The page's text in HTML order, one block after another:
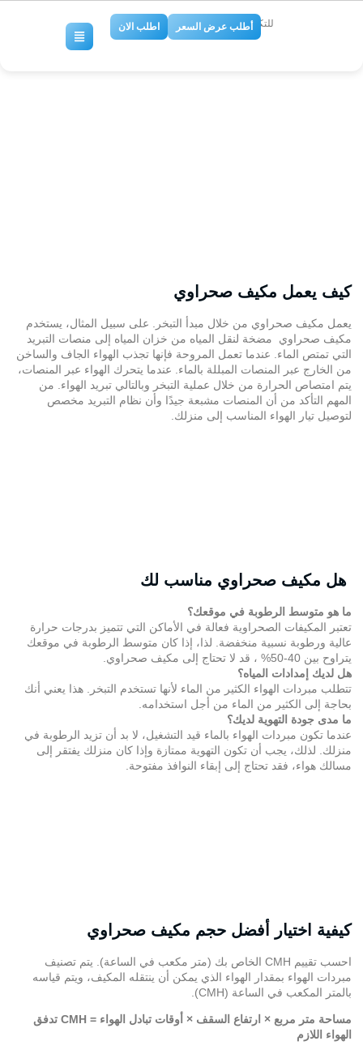
للتكييف والتبريد
أطلب عرض السعر اطلب الان
كيف يعمل مكيف صحراوي
يعمل مكيف صحراوي من خلال مبدأ التبخر. على سبيل المثال، يستخدم
مكيف صحراوي مضخة لنقل المياه من خزان المياه إلى منصات التبريد
التي تمتص الماء. عندما تعمل المروحة فإنها تجذب الهواء الجاف والساخن
من الخارج عبر المنصات المبللة بالماء. عندما يتحرك الهواء عبر المنصات،
يتم امتصاص الحرارة من خلال عملية التبخر وبالتالي تبريد الهواء. من
المهم التأكد من أن المنصات مشبعة جيدًا وأن نظام التبريد مخصص
لتوصيل تيار الهواء المناسب إلى منزلك.
هل مكيف صحراوي مناسب لك
ما هو متوسط الرطوبة في موقعك؟
تعتبر المكيفات الصحراوية فعالة في الأماكن التي تتميز بدرجات حرارة
عالية ورطوبة نسبية منخفضة. لذا، إذا كان متوسط الرطوبة في موقعك
يتراوح بين 40-50% ، قد لا تحتاج إلى مكيف صحراوي.
هل لديك إمدادات المياه؟
تتطلب مبردات الهواء الكثير من الماء لأنها تستخدم التبخر. هذا يعني أنك
بحاجة إلى الكثير من الماء من أجل استخدامه.
ما مدى جودة التهوية لديك؟
عندما تكون مبردات الهواء بالماء قيد التشغيل، لا بد أن تزيد الرطوبة في
منزلك. لذلك، يجب أن تكون التهوية ممتازة وإذا كان منزلك يفتقر إلى
مسالك هواء، فقد تحتاج إلى إبقاء النوافذ مفتوحة.
كيفية اختيار أفضل حجم مكيف صحراوي
احسب تقييم CMH الخاص بك (متر مكعب في الساعة). يتم تصنيف
مبردات الهواء بمقدار الهواء الذي يمكن أن ينتقله المكيف، ويتم قياسه
بالمتر المكعب في الساعة (CMH).
مساحة متر مربع × ارتفاع السقف × أوقات تبادل الهواء = CMH تدفق
الهواء اللازم